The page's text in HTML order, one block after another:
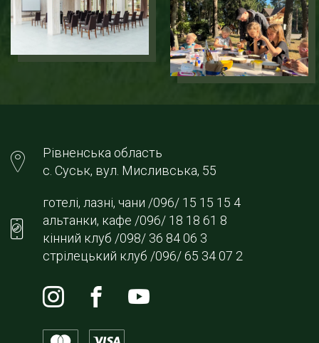
Рівненська область
с. Суськ, вул. Мисливська, 55
готелі, лазні, чани /096/ 15 15 15 4
альтанки, кафе /096/ 18 18 61 8
кінний клуб /098/ 36 84 06 3
стрілецький клуб /096/ 65 34 07 2